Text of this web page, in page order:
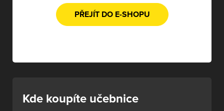
PŘEJÍT DO E-SHOPU
Kde koupíte učebnice